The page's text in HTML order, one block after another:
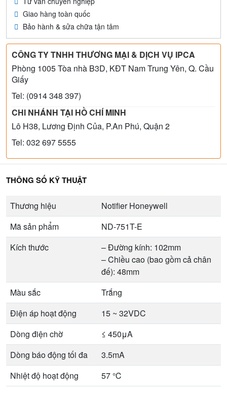
Giao hàng toàn quốc
Bảo hành & sửa chữa tận tâm
CÔNG TY TNHH THƯƠNG MẠI & DỊCH VỤ IPCA
Phòng 1005 Tòa nhà B3D, KĐT Nam Trung Yên, Q. Cầu
Giấy
Tel: (0914 348 397)
CHI NHÁNH TẠI HỒ CHÍ MINH
Lô H38, Lương Định Của, P.An Phú, Quận 2
Tel: 032 697 5555
THÔNG SỐ KỸ THUẬT
Thương hiệu
Notifier Honeywell
Mã sản phẩm
ND-751T-E
Kích thước
– Đường kính: 102mm
– Chiều cao (bao gồm cả chân
đế): 48mm
Màu sắc
Trắng
Điện áp hoạt động
15 ~ 32VDC
Dòng điện chờ
≤ 450μA
Dòng báo động tối đa
3.5mA
Nhiệt độ hoạt động
57 ℃